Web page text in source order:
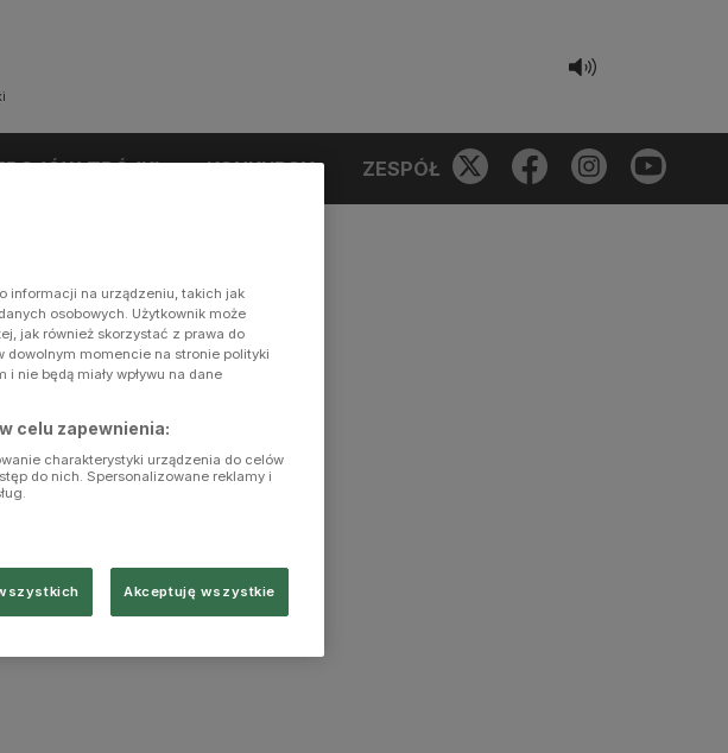
TRÓJKI KONKURSY ZESPÓŁ
informacji na urządzeniu, takich jak
osobowych. Użytkownik może
jak również skorzystać z prawa do
dowolnym momencie na stronie polityki
nie będą miały wpływu na dane
celu zapewnienia:
charakterystyki urządzenia do celów
do nich. Spersonalizowane reklamy i
Akceptuję wszystkie